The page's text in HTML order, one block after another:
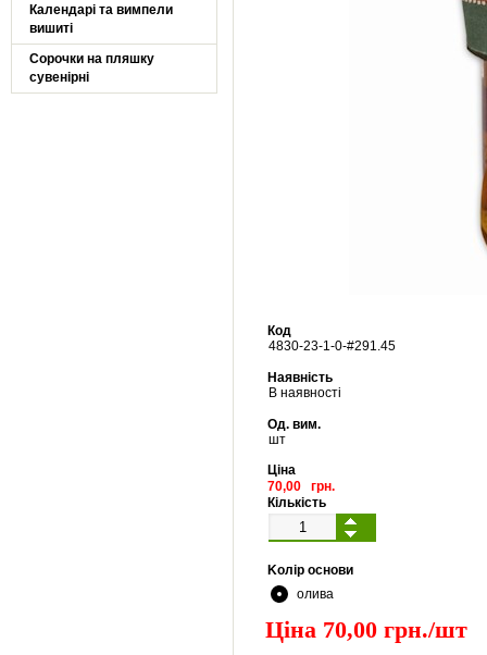
Календарі та вимпели
вишиті
Сорочки на пляшку
сувенірні
Код
4830-23-1-0-#291.45
Наявність
В наявності
Од. вим.
шт
Ціна
70,00 грн.
Кількість
Kолір основи
олива
Ціна 70,00 грн./шт